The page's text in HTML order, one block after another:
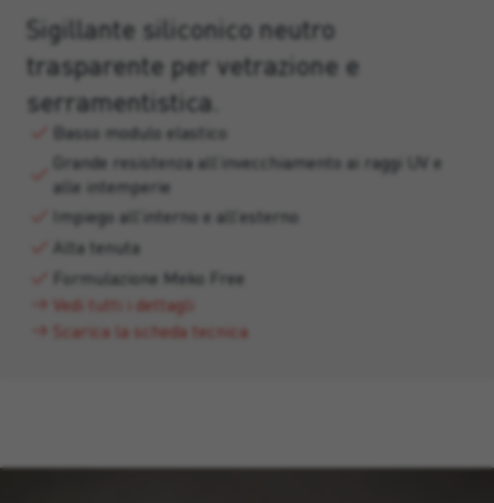
Sigillante siliconico neutro
trasparente per vetrazione e
serramentistica.
Basso modulo elastico
Grande resistenza all’invecchiamento ai raggi UV e
alle intemperie
Impiego all’interno e all’esterno
Alta tenuta
Formulazione Meko Free
Vedi tutti i dettagli
Scarica la scheda tecnica